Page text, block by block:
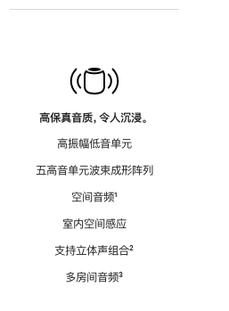
高保真音质，令人沉浸。
高振幅低音单元
五高音单元波束成形阵列
空间音频脚
¹
室内空间感应
支持立体声组合脚
²
多房间音频脚
³